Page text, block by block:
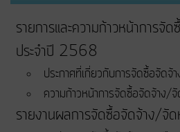
รายการและความก้าวหน้าการจั
ประจำปี 2568
ประกาศที่เกี่ยวกับการจัดซื้อจัดจ้า
ความก้าวหน้าการจัดซื้อจัดจ้าง/
รายงานผลการจัดซื้อจัดจ้าง/จั